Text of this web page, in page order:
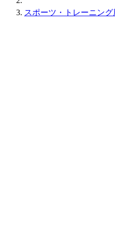
スポーツ・トレーニング